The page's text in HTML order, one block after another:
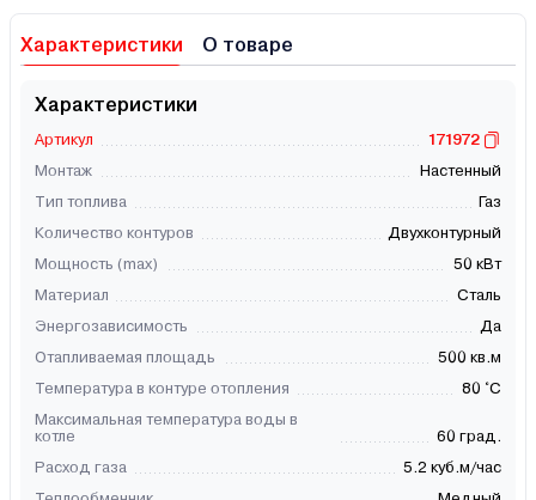
Характеристики О товаре
Характеристики
Артикул
171972
Монтаж
Настенный
Тип топлива
Газ
Количество контуров
Двухконтурный
Мощность (max)
50 кВт
Материал
Сталь
Энергозависимость
Да
Отапливаемая площадь
500 кв.м
Температура в контуре отопления
80 °C
Максимальная температура воды в
котле
60 град.
Расход газа
5.2 куб.м/час